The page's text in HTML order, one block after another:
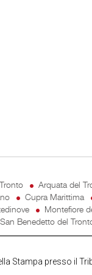
Arquata del
Cupra Marittima
Montefiore
San Benedetto del
Stampa presso il